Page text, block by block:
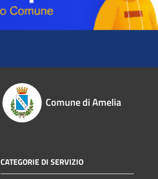
Comune di Amelia
CATEGORIE DI SERVIZIO